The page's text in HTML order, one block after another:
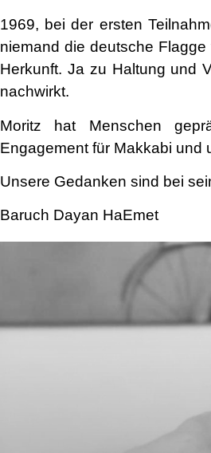
1969, bei der ersten
niemand die deutsche
Herkunft. Ja zu Haltung und
nachwirkt.
Moritz hat Menschen
Engagement für Makkabi und
Unsere Gedanken sind bei
Baruch Dayan HaEmet